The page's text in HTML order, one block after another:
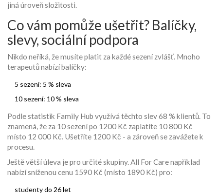
jiná úroveň složitosti.
Co vám pomůže ušetřit? Balíčky,
slevy, sociální podpora
Nikdo neříká, že musíte platit za každé sezení zvlášť. Mnoho
terapeutů nabízí balíčky:
5 sezení: 5 % sleva
10 sezení: 10 % sleva
Podle statistik Family Hub využívá těchto slev 68 % klientů. To
znamená, že za 10 sezení po 1200 Kč zaplatíte 10 800 Kč
místo 12 000 Kč. Ušetříte 1200 Kč - a zároveň se zavážete k
procesu.
Ještě větší úleva je pro určité skupiny. All For Care například
nabízí sníženou cenu 1590 Kč (místo 1890 Kč) pro:
studenty do 26 let